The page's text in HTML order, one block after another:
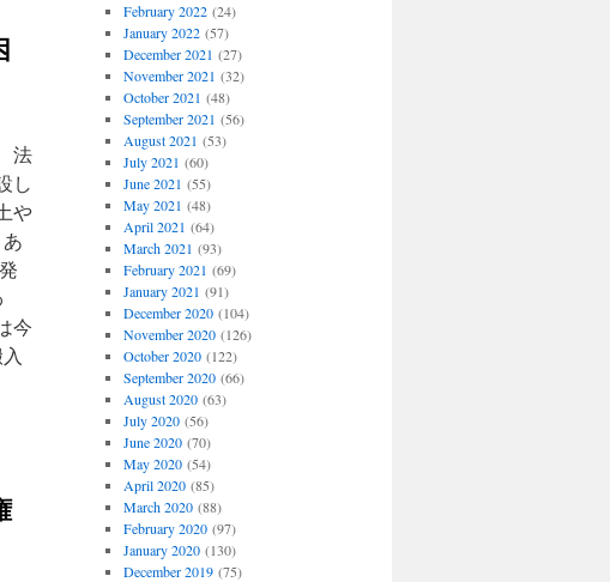
法
し
や
今
February 2022(24)
January 2022(57)
December 2021 (27)
November 2021 (32)
October 2021 (48)
September 2021 (56)
August 2021 (53)
July 2021 (60)
June 2021 (55)
May 2021 (48)
April 2021 (64)
March 2021 (93)
February 2021 (69)
January 2021 (91)
December 2020(104)
November 2020(126)
October 2020(122)
September 2020(66)
August 2020(63)
July 2020(56)
June 2020(70)
May 2020(54)
April 2020(85)
March 2020(88)
February 2020(97)
January 2020(130)
December 2019(75)